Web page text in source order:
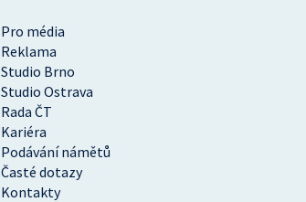
Pro média
Reklama
Studio Brno
Studio Ostrava
Rada ČT
Kariéra
Podávání námětů
Časté dotazy
Kontakty